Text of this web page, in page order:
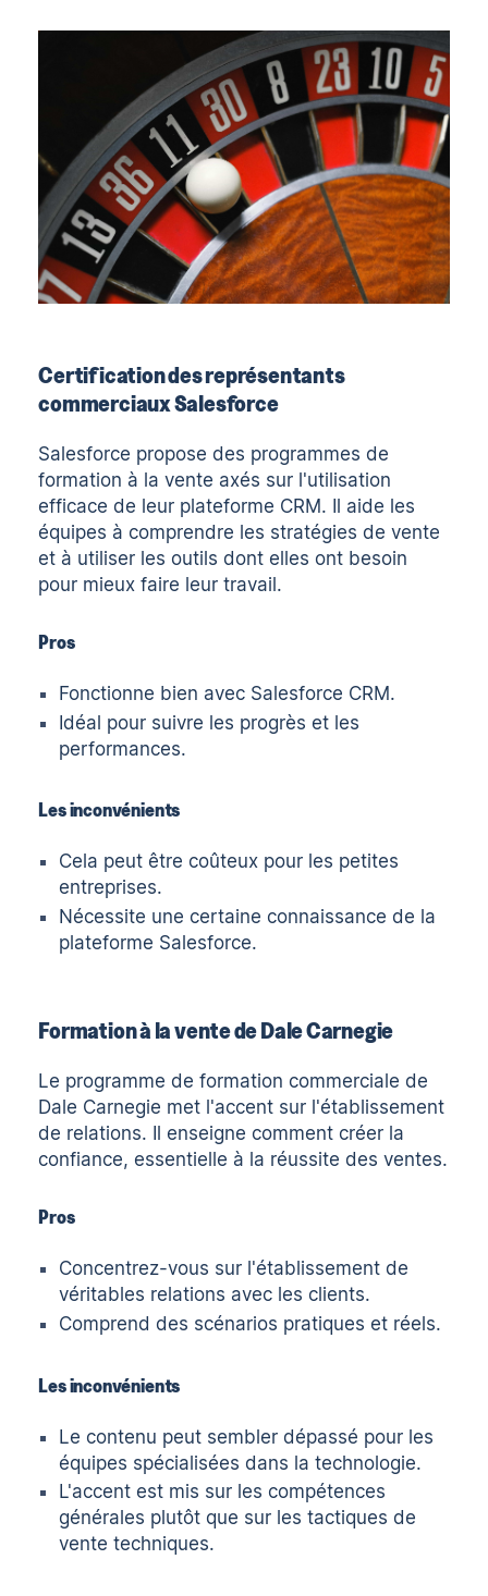
Certification des représentants
commerciaux Salesforce
Salesforce propose des programmes de
formation à la vente axés sur l'utilisation
efficace de leur plateforme CRM. Il aide les
équipes à comprendre les stratégies de vente
et à utiliser les outils dont elles ont besoin
pour mieux faire leur travail.
Pros
Fonctionne bien avec Salesforce CRM.
Idéal pour suivre les progrès et les
performances.
Les inconvénients
Cela peut être coûteux pour les petites
entreprises.
Nécessite une certaine connaissance de la
plateforme Salesforce.
Formation à la vente de Dale Carnegie
Le programme de formation commerciale de
Dale Carnegie met l'accent sur l'établissement
de relations. Il enseigne comment créer la
confiance, essentielle à la réussite des ventes.
Pros
Concentrez-vous sur l'établissement de
véritables relations avec les clients.
Comprend des scénarios pratiques et réels.
Les inconvénients
Le contenu peut sembler dépassé pour les
équipes spécialisées dans la technologie.
L'accent est mis sur les compétences
générales plutôt que sur les tactiques de
vente techniques.